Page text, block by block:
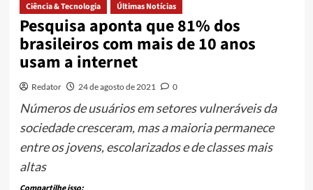
Ciência & Tecnologia Últimas Notícias
Pesquisa aponta que 81% dos
brasileiros com mais de 10 anos
usam a internet
Redator 24 de agosto de 2021 0
Números de usuários em setores vulneráveis da
sociedade cresceram, mas a maioria permanece
entre os jovens, escolarizados e de classes mais
altas